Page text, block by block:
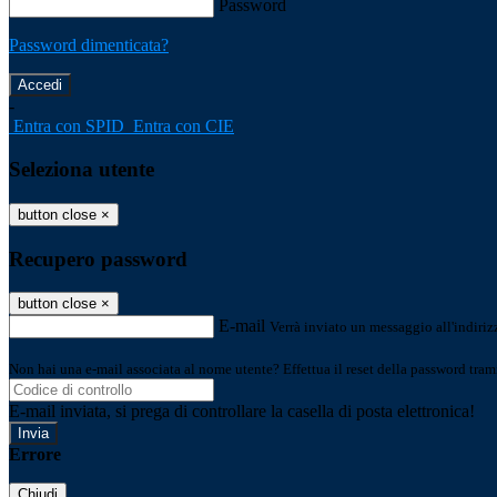
Password
Password dimenticata?
-
Entra con SPID Entra con CIE
Seleziona utente
button close ×
Recupero password
button close ×
E-mail Verrà inviato un messaggio
Non hai una e-mail associata al nome utente? Effettua il reset della password
E-mail inviata, si prega di controllare la casella di posta elettronica!
Errore